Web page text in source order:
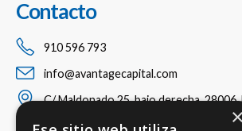
Contacto
910 596 793
info@avantagecapital.com
C/ Maldonado 25, bajo derecha, 28006,
×